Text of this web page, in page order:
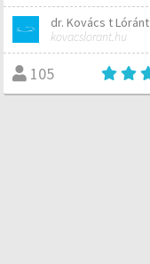
dr. Kovács t Lóránt
kovacslorant.hu
105